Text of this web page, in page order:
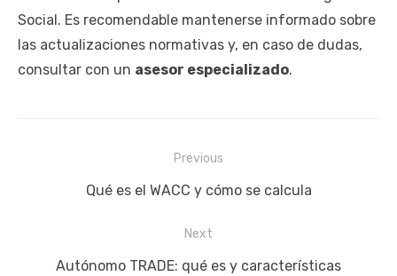
Social. Es recomendable mantenerse informado sobre
las actualizaciones normativas y, en caso de dudas,
consultar con un asesor especializado.
Previous
Previous
Qué es el WACC y cómo se calcula
Next
Next
Autónomo TRADE: qué es y características